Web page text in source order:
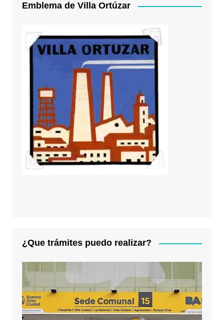
Emblema de Villa Ortúzar
¿Que trámites puedo realizar?